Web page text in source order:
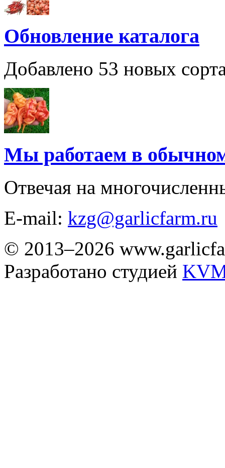
Обновление каталога
Добавлено 53 новых
Мы работаем в
Отвечая на
E-mail: kzg@garlicfarm.ru
© 2013–2026
Разработано студией